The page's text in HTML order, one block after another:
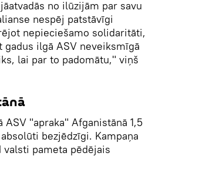
no ilūzijām par savu
nespēj patstāvīgi
nepieciešamo solidaritāti,
ilgā ASV neveiksmīgā
lai par to padomātu," viņš
"apraka" Afganistānā 1,5
bezjēdzīgi. Kampaņa
valsti pameta pēdējais